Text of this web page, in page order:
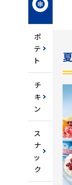
食
ポ
テ
ト
チ
キ
ン
ス
ナ
ッ
ク